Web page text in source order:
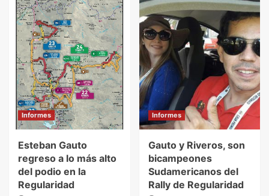
Informes
Esteban Gauto
regreso a lo más alto
del podio en la
Regularidad
Informes
Gauto y Riveros, son
bicampeones
Sudamericanos del
Rally de Regularidad